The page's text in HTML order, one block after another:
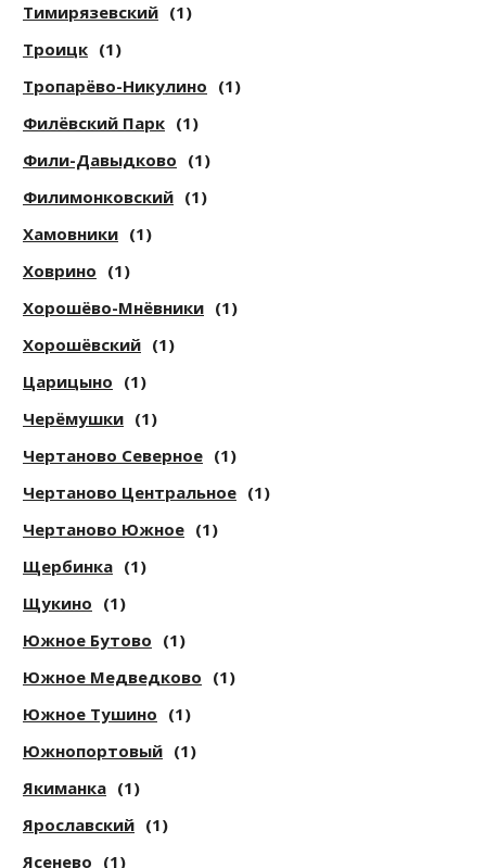
Тимирязевский (1)
Троицк (1)
Тропарёво-Никулино (1)
Филёвский Парк (1)
Фили-Давыдково (1)
Филимонковский (1)
Хамовники (1)
Ховрино (1)
Хорошёво-Мнёвники (1)
Хорошёвский (1)
Царицыно (1)
Черёмушки (1)
Чертаново Северное (1)
Чертаново Центральное (1)
Чертаново Южное (1)
Щербинка (1)
Щукино (1)
Южное Бутово (1)
Южное Медведково (1)
Южное Тушино (1)
Южнопортовый (1)
Якиманка (1)
Ярославский (1)
Ясенево (1)